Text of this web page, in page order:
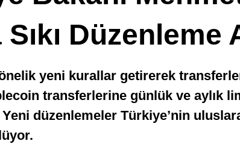
Düzenleme
yeni kurallar getirerek
transferlerine günlük ve aylık
düzenlemeler Türkiye’nin